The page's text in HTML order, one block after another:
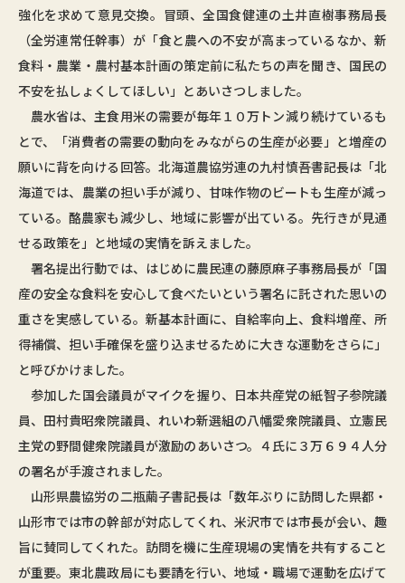
強化を求めて意見交換。冒頭、全国食健連の土井直樹事務局長
（全労連常任幹事）が「食と農への不安が高まっているなか、新
食料・農業・農村基本計画の策定前に私たちの声を聞き、国民の
不安を払しょくしてほしい」とあいさつしました。
農水省は、主食用米の需要が毎年１０万トン減り続けているも
とで、「消費者の需要の動向をみながらの生産が必要」と増産の
願いに背を向ける回答。北海道農協労連の九村慎吾書記長は「北
海道では、農業の担い手が減り、甘味作物のビートも生産が減っ
ている。酪農家も減少し、地域に影響が出ている。先行きが見通
せる政策を」と地域の実情を訴えました。
署名提出行動では、はじめに農民連の藤原麻子事務局長が「国
産の安全な食料を安心して食べたいという署名に託された思いの
重さを実感している。新基本計画に、自給率向上、食料増産、所
得補償、担い手確保を盛り込ませるために大きな運動をさらに」
と呼びかけました。
参加した国会議員がマイクを握り、日本共産党の紙智子参院議
員、田村貴昭衆院議員、れいわ新選組の八幡愛衆院議員、立憲民
主党の野間健衆院議員が激励のあいさつ。４氏に３万６９４人分
の署名が手渡されました。
山形県農協労の二瓶繭子書記長は「数年ぶりに訪問した県都・
山形市では市の幹部が対応してくれ、米沢市では市長が会い、趣
旨に賛同してくれた。訪問を機に生産現場の実情を共有すること
が重要。東北農政局にも要請を行い、地域・職場で運動を広げて